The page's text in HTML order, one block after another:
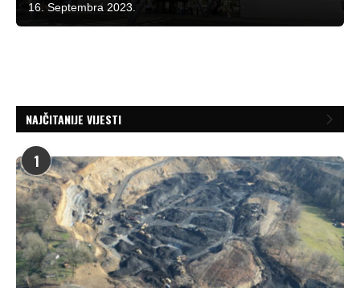
16. Septembra 2023.
NAJČITANIJE VIJESTI
1